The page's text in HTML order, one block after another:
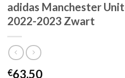
adidas Manchester
2022-2023 Zwart
€63,50